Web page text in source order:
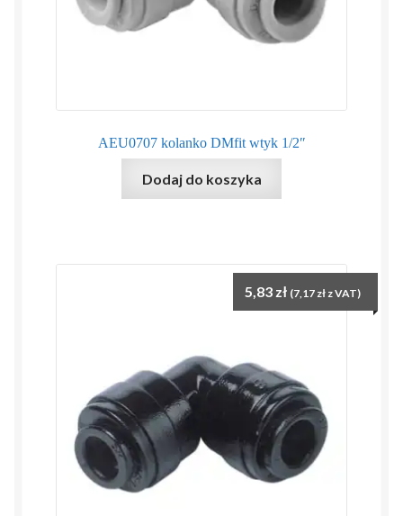
AEU0707 kolanko DMfit wtyk 1/2″
Dodaj do koszyka
5,83 zł (7,17złz VAT)